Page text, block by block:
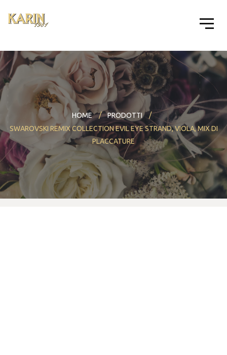
HOME
PRODOTTI
SWAROVSKI REMIX COLLECTION EVIL EYE STRAND, VIOLA, MIX DI
PLACCATURE